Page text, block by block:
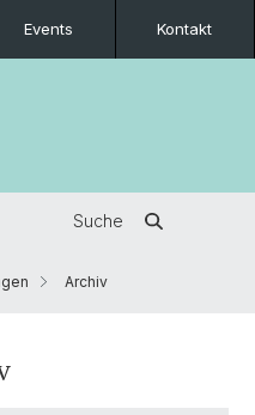
Events Kontakt
Suche
Archiv